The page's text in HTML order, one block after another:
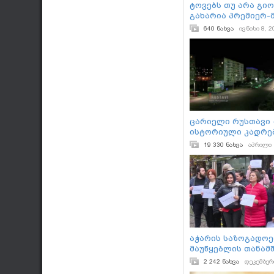
ტოვებს თუ არა
გახარია პრემიერ-
თანამდებობას
640 ნახვა ივნისი 8,
ცარიელი რუსთავი
ისტორიული
საგანგებო
19 330 ნახვა აპრილი
აჭარის
მაუწყებლის
პროტესტი ახალი
წინააღმდეგ
2 242 ნახვა